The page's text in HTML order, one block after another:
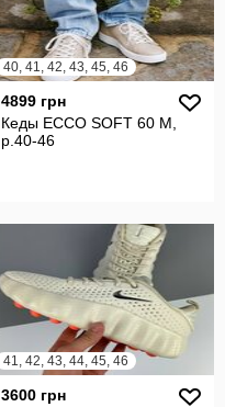
40, 41, 42, 43, 45, 46
4899 грн
Кеды ECCO SOFT 60 M,
р.40-46
41, 42, 43, 44, 45, 46
3600 грн